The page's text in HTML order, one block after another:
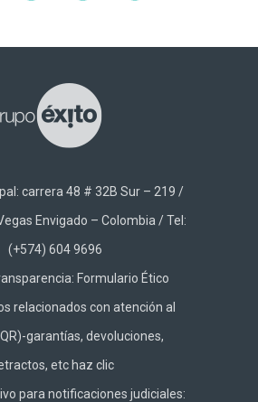
carrera 48 # 32B Sur – 219 /
Envigado – Colombia / Tel:
(+574) 604 9696
Formulario Ético
relacionados con atención al
garantías, devoluciones,
etc hazclic
para notificaciones judiciales: